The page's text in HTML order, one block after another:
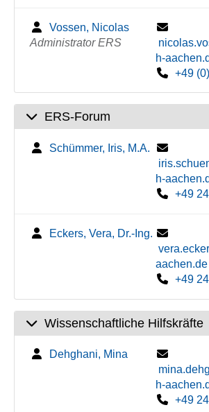
Vossen, Nicolas
Administrator ERS
h-
+49
ERS-Forum
Schümmer, Iris, M.A.
h-
+49
Eckers, Vera, Dr.-Ing.
aachen.de
+49
Wissenschaftliche Hilfskräfte
Dehghani, Mina
h-
+49